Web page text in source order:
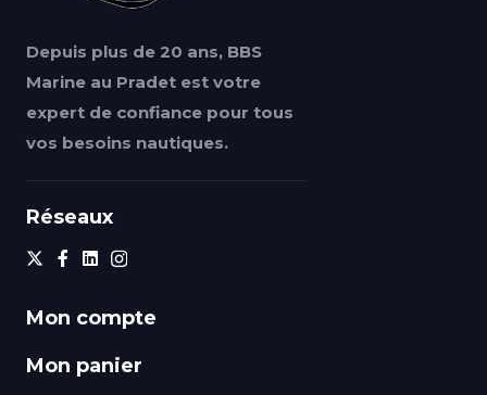
Depuis plus de 20 ans, BBS
Marine au Pradet est votre
expert de confiance pour tous
vos besoins nautiques.
Réseaux
Mon compte
Mon panier